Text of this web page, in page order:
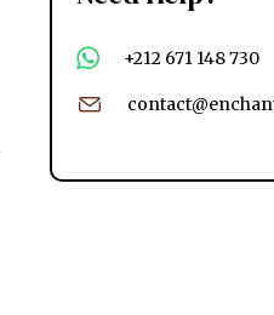
+212 671 148 730